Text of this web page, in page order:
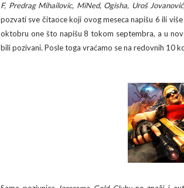
F, Predrag Mihailovic, MiNed, Ogisha, Uroš
pozvati sve čitaoce koji ovog meseca napišu 6 ili
oktobru one što napišu 8 tokom septembra, a u
bili pozivani. Posle toga vraćamo se na redovnih 10